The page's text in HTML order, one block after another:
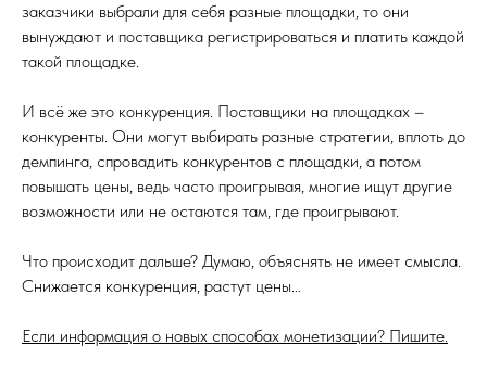
заказчики выбрали для себя разные площадки, то они
вынуждают и поставщика регистрироваться и платить каждой
такой площадке.
И всё же это конкуренция. Поставщики на площадках –
конкуренты. Они могут выбирать разные стратегии, вплоть до
демпинга, спровадить конкурентов с площадки, а потом
повышать цены, ведь часто проигрывая, многие ищут другие
возможности или не остаются там, где проигрывают.
Что происходит дальше? Думаю, объяснять не имеет смысла.
Снижается конкуренция, растут цены…
Если информация о новых способах монетизации? Пишите.